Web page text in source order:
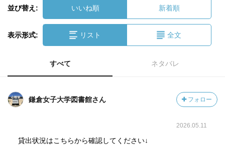
並び替え: いいね順 新着順
表示形式: リスト 全文
すべて ネタバレ
鎌倉女子大学図書館さん フォロー
2026.05.11
貸出状況はこちらから確認してください↓